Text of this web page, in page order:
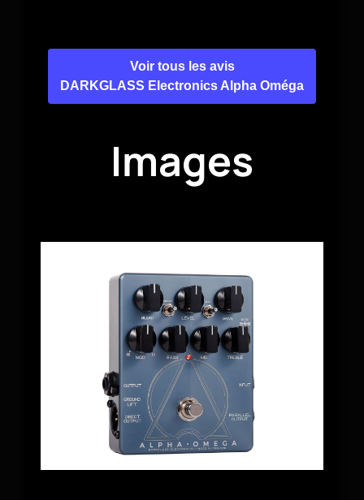
Voir tous les avis
DARKGLASS Electronics Alpha Oméga
Images